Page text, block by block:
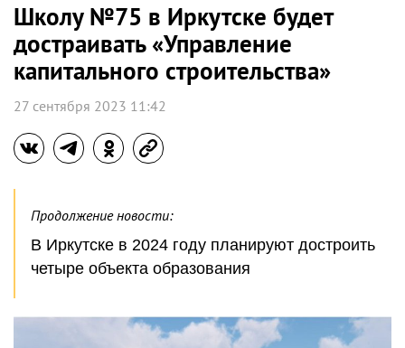
Школу №75 в Иркутске будет
достраивать «Управление
капитального строительства»
27 сентября 2023 11:42
Продолжение новости:
В Иркутске в 2024 году планируют достроить
четыре объекта образования